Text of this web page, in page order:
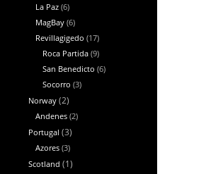
La Paz (6)
MagBay (6)
Revillagigedo (17)
Roca Partida (9)
San Benedicto (6)
Socorro (3)
Norway (2)
Andenes (2)
Portugal (3)
Azores (3)
Scotland (1)